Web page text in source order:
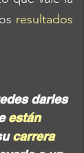
resultados
darles
están
carrera